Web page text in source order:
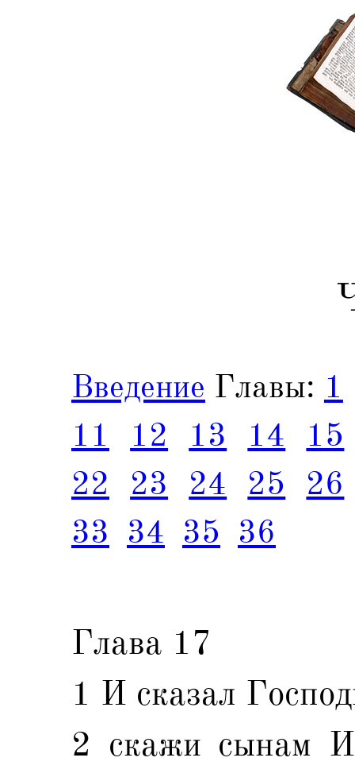
Введение Главы: 1
11
12 13 14
15
22
23 24 25
26
33 34 35 36
Глава 17
1 И сказал
2 скажи сынам